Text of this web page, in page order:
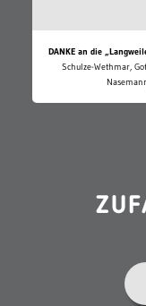
DANKE an die
Schulze-Wethmar,